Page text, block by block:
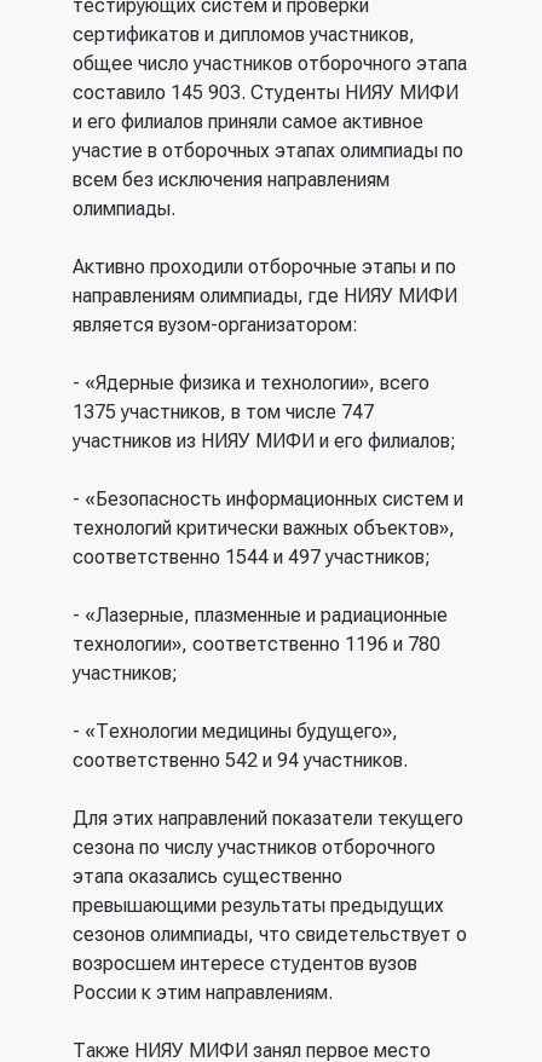
тестирующих систем и проверки
сертификатов и дипломов участников,
общее число участников отборочного этапа
составило 145 903. Студенты НИЯУ МИФИ
и его филиалов приняли самое активное
участие в отборочных этапах олимпиады по
всем без исключения направлениям
олимпиады.
Активно проходили отборочные этапы и по
направлениям олимпиады, где НИЯУ МИФИ
является вузом-организатором:
- «Ядерные физика и технологии», всего
1375 участников, в том числе 747
участников из НИЯУ МИФИ и его филиалов;
- «Безопасность информационных систем и
технологий критически важных объектов»,
соответственно 1544 и 497 участников;
- «Лазерные, плазменные и радиационные
технологии», соответственно 1196 и 780
участников;
- «Технологии медицины будущего»,
соответственно 542 и 94 участников.
Для этих направлений показатели текущего
сезона по числу участников отборочного
этапа оказались существенно
превышающими результаты предыдущих
сезонов олимпиады, что свидетельствует о
возросшем интересе студентов вузов
России к этим направлениям.
Также НИЯУ МИФИ занял первое место